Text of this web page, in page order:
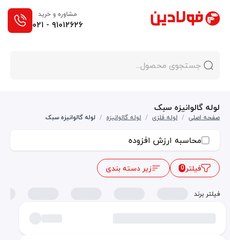
مشاوره و خرید
۰۲۱ - ۹۱۰۱۲۶۲۶
لوله گالوانیزه سبک
صفحه اصلی / لوله فلزی / لوله گالوانیزه / لوله گالوانیزه سبک
محاسبه ارزش افزوده
فیلتر0 زیر دسته بندی
فیلتر برند